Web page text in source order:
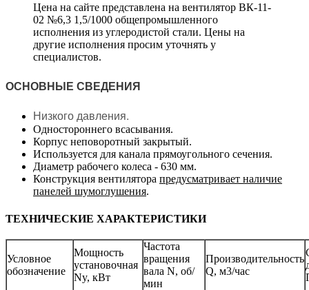
Цена на сайте представлена на вентилятор ВК-11-
02 №6,3 1,5/1000 общепромышленного
исполнения из углеродистой стали. Цены на
другие исполнения просим уточнять у
специалистов.
ОСНОВНЫЕ СВЕДЕНИЯ
Низкого давления.
Одностороннего всасывания.
Корпус неповоротный закрытый.
Используется для канала прямоугольного сечения.
Диаметр рабочего колеса - 630 мм.
Конструкция вентилятора предусматривает наличие
панелей шумоглушения.
ТЕХНИЧЕСКИЕ ХАРАКТЕРИСТИКИ
Условное
обозначение
Мощность
установочная
Ny, кВт
Частота
вращения
вала N, об/
мин
Производительность
Q, м3/час